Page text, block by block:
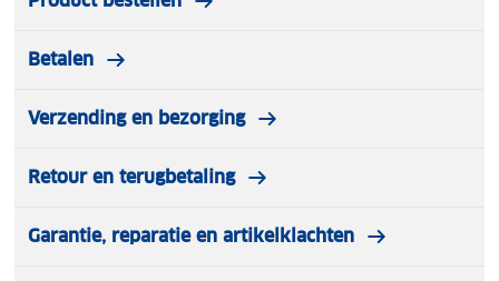
Betalen
Verzending en bezorging
Retour en terugbetaling
Garantie, reparatie en artikelklachten